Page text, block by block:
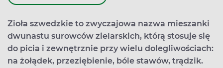
Zioła szwedzkie to zwyczajowa nazwa mieszanki
dwunastu surowców zielarskich, którą stosuje się
do picia i zewnętrznie przy wielu dolegliwościach:
na żołądek, przeziębienie, bóle stawów, trądzik.